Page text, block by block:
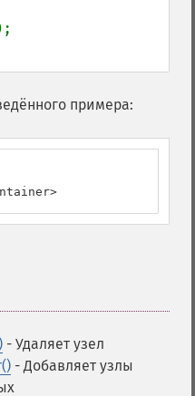
примера:
- Удаляет узел
- Добавляет узлы